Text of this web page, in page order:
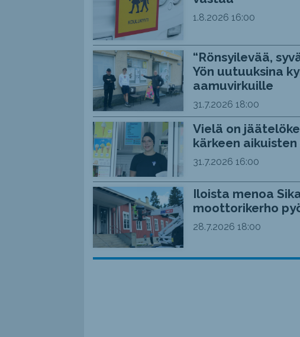
1.8.2026 16:00
“Rönsyilevää,
Yön uutuuksina
aamuvirkuille
31.7.2026 18:00
Vielä on
kärkeen aikuisten
31.7.2026 16:00
Iloista menoa
moottorikerho
28.7.2026 18:00